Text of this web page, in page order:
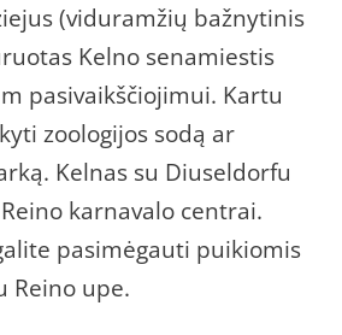
(viduramžių bažnytinis
Kelno senamiestis
pasivaikščiojimui. Kartu
zoologijos sodą ar
Kelnas su Diuseldorfu
karnavalo centrai.
pasimėgauti puikiomis
Reino upe.